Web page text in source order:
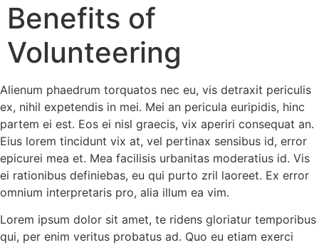
Benefits of
Volunteering
Alienum phaedrum torquatos nec eu, vis detraxit periculis
ex, nihil expetendis in mei. Mei an pericula euripidis, hinc
partem ei est. Eos ei nisl graecis, vix aperiri consequat an.
Eius lorem tincidunt vix at, vel pertinax sensibus id, error
epicurei mea et. Mea facilisis urbanitas moderatius id. Vis
ei rationibus definiebas, eu qui purto zril laoreet. Ex error
omnium interpretaris pro, alia illum ea vim.
Lorem ipsum dolor sit amet, te ridens gloriatur temporibus
qui, per enim veritus probatus ad. Quo eu etiam exerci